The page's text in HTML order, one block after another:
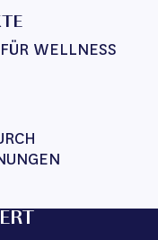
WELLNESS